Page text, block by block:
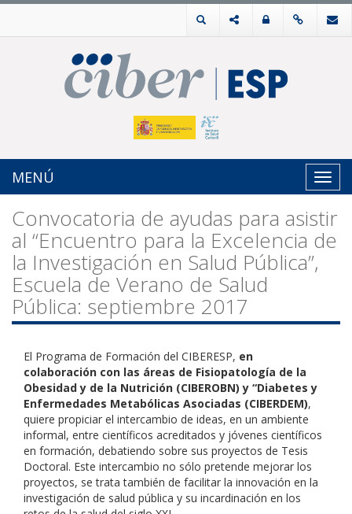
MENÚ
Convocatoria de ayudas para asistir
al “Encuentro para la Excelencia de
la Investigación en Salud Pública”,
Escuela de Verano de Salud
Pública: septiembre 2017
El Programa de Formación del CIBERESP, en
colaboración con las áreas de Fisiopatología de la
Obesidad y de la Nutrición (CIBEROBN) y “Diabetesy
Enfermedades Metabólicas Asociadas (CIBERDEM),
quiere propiciar el intercambio de ideas, en un ambiente
informal, entre científicos acreditados y jóvenes científicos
en formación, debatiendo sobre sus proyectos de Tesis
Doctoral. Este intercambio no sólo pretende mejorar los
proyectos, se trata también de facilitar la innovación en la
investigación de salud pública y su incardinación en los